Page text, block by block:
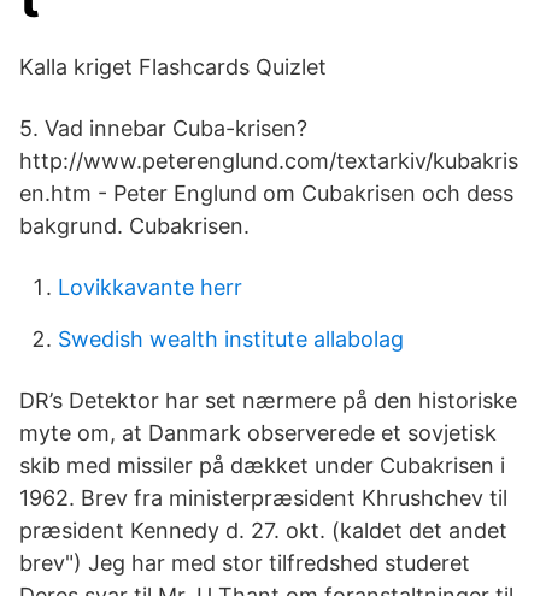
Kalla kriget Flashcards Quizlet
5. Vad innebar Cuba-krisen?
http://www.peterenglund.com/textarkiv/kubakris
en.htm - Peter Englund om Cubakrisen och dess
bakgrund. Cubakrisen.
Lovikkavante herr
Swedish wealth institute allabolag
DR’s Detektor har set nærmere på den historiske
myte om, at Danmark observerede et sovjetisk
skib med missiler på dækket under Cubakrisen i
1962. Brev fra ministerpræsident Khrushchev til
præsident Kennedy d. 27. okt. (kaldet det andet
brev") Jeg har med stor tilfredshed studeret